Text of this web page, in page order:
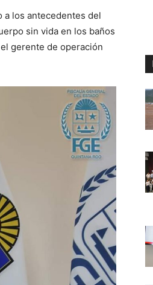
a los antecedentes del
sin vida en los baños
gerente de operación